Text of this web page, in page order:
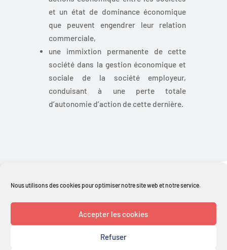
Nous utilisons des cookies pour optimiser notre site web et notre service.
Accepter les cookies
Refuser
et un état de dominance économique
que peuvent engendrer leur relation
commerciale,
une immixtion permanente de cette
société dans la gestion économique et
sociale de la société employeur,
conduisant à une perte totale
d’autonomie d’action de cette dernière.